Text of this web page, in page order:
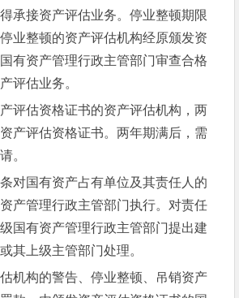
承接资产评估业务。停业整顿期限
业整顿的资产评估机构经原颁发资
有资产管理行政主管部门审查合格
评估业务。
估资格证书的资产评估机构，两
产评估资格证书。两年期满后，需
。
国有资产占有单位及其责任人的
产管理行政主管部门执行。对责任
国有资产管理行政主管部门提出建
其上级主管部门处理。
构的警告、停业整顿、吊销资产